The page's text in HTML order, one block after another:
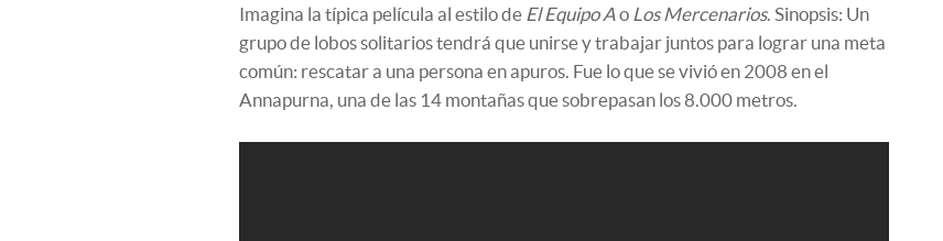
Imagina la típica película al estilo de El Equipo Ao Los Mercenarios. Sinopsis: Un
grupo de lobos solitarios tendrá que unirse y trabajar juntos para lograr una meta
común: rescatar a una persona en apuros. Fue lo que se vivió en 2008 en el
Annapurna, una de las 14 montañas que sobrepasan los 8.000 metros.